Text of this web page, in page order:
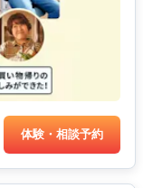
体験・相談予約